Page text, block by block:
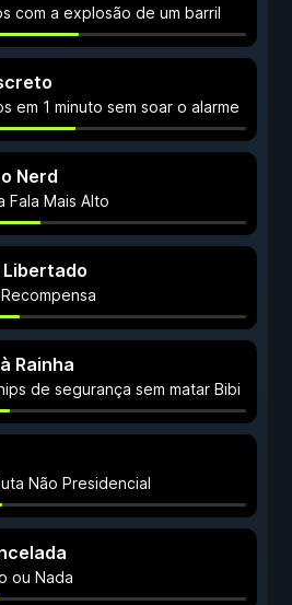
com a explosão de um barril
em 1 minuto sem soar o alarme
Nerd
Fala Mais Alto
Libertado
Rainha
de segurança sem matar Bibi
Não Presidencial
ou Nada